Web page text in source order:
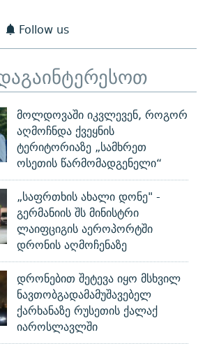
Follow us
მოლდოვაში იკვლევენ, როგორ
აღმოჩნდა ქვეყნის
ტერიტორიაზე „სამხრეთ
ოსეთის წარმომადგენელი“
„საფრთხის ახალი დონე" -
გერმანიის შს მინისტრი
ლაიფციგის აეროპორტში
დრონის აღმოჩენაზე
დრონებით შეტევა იყო მსხვილ
ნავთობგადამამუშავებელ
ქარხანაზე რუსეთის ქალაქ
იაროსლავლში